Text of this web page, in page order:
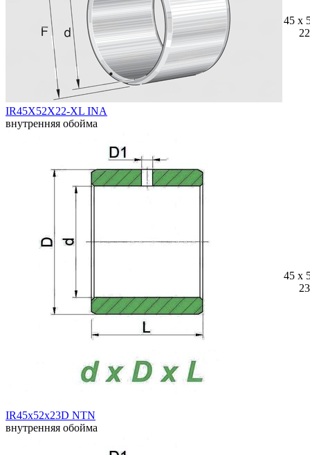
IR45X52X22-XL INA
внутренняя обойма
45 x
22
IR45x52x23D NTN
внутренняя обойма
45 x
23